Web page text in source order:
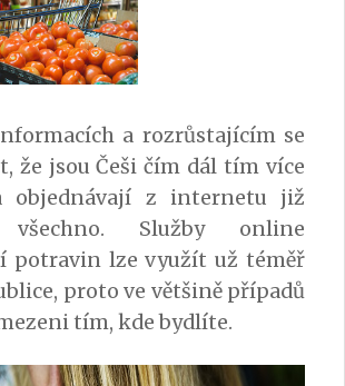
a rozrůstajícím se
že jsou Češi čím dál tím více
objednávají z internetu již
všechno. Služby online
potravin lze využít už téměř
proto ve většině případů
tím, kde bydlíte.